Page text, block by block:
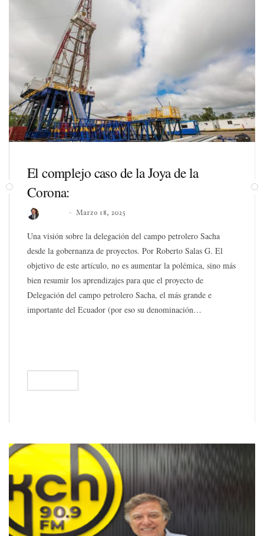
El complejo caso de la Joya de la
Corona:
Marzo 18, 2025
Una visión sobre la delegación del campo petrolero Sacha
desde la gobernanza de proyectos. Por Roberto Salas G. El
objetivo de este artículo, no es aumentar la polémica, sino más
bien resumir los aprendizajes para que el proyecto de
Delegación del campo petrolero Sacha, el más grande e
importante del Ecuador (por eso su denominación…